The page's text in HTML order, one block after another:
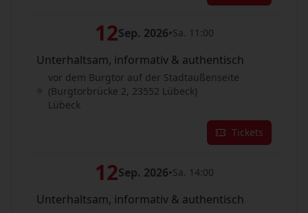
12Sep. 2026•Sa. 11:00
Unterhaltsam, informativ & authentisch
vor dem Burgtor auf der Stadtaußenseite
(Burgtorbrücke 2, 23552 Lübeck)
Lübeck
Tickets
12Sep. 2026•Sa. 14:00
Unterhaltsam, informativ & authentisch